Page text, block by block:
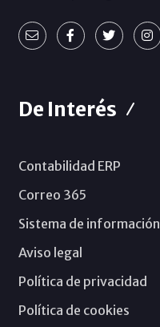
De Interés
Contabilidad ERP
Correo 365
Sistema de información
Aviso legal
Política de privacidad
Política de cookies